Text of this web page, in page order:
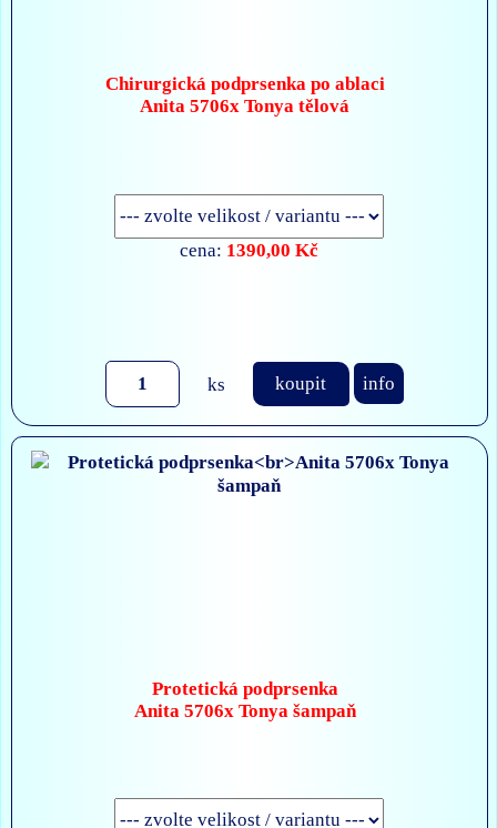
Chirurgická podprsenka po ablaci
Anita 5706x Tonya tělová
cena: 1390,00 Kč
ks koupit info
Protetická podprsenka
Anita 5706x Tonya šampaň